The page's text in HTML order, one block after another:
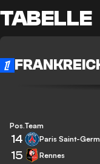
TABELLE
Pos.Team
14 Paris Saint-
15 Rennes